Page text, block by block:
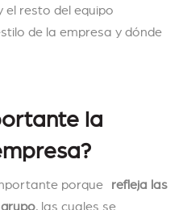
el resto del equipo
de la empresa y dónde
la
porque refleja las
, las cuales se